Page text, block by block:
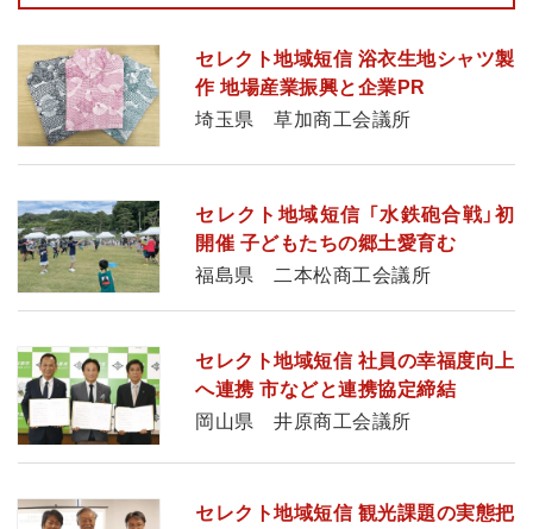
セレクト地域短信 浴衣生地シャツ製
作 地場産業振興と企業PR
埼玉県 草加商工会議所
セレクト地域短信 「水鉄砲合戦」初
開催 子どもたちの郷土愛育む
福島県 二本松商工会議所
セレクト地域短信 社員の幸福度向上
へ連携 市などと連携協定締結
岡山県 井原商工会議所
セレクト地域短信 観光課題の実態把